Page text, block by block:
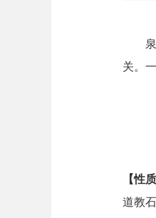
泉州
关。
【性质
道教